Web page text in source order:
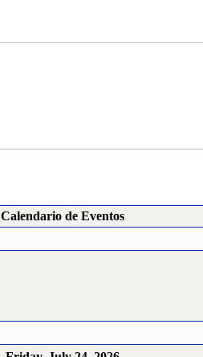
Calendario de Eventos